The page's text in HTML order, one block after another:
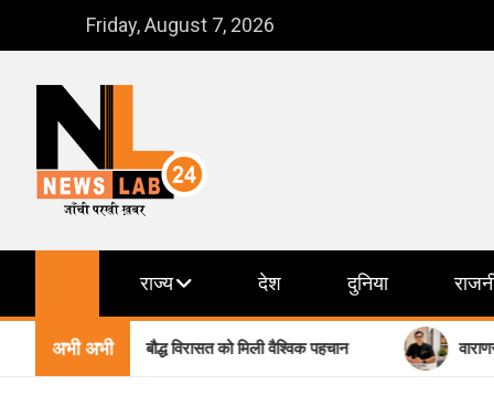
Friday, August 7, 2026
NewsLab24
राज्य देश दुनिया
अभी अभी
की बौद्ध विरासत को मिली वैश्विक पहचान वाराणसी में शिशु